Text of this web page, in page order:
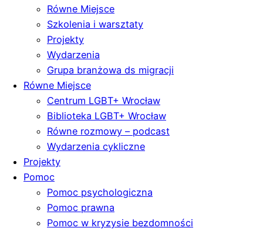
Równe Miejsce
Szkolenia i warsztaty
Projekty
Wydarzenia
Grupa branżowa ds migracji
Równe Miejsce
Centrum LGBT+ Wrocław
Biblioteka LGBT+ Wrocław
Równe rozmowy – podcast
Wydarzenia cykliczne
Projekty
Pomoc
Pomoc psychologiczna
Pomoc prawna
Pomoc w kryzysie bezdomności